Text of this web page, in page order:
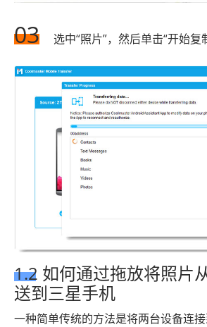
03 选中“照片”，然后单击“开始复
1.2 如何通过拖放将照片
送到三星手机
一种简单传统的方法是将两台设备连